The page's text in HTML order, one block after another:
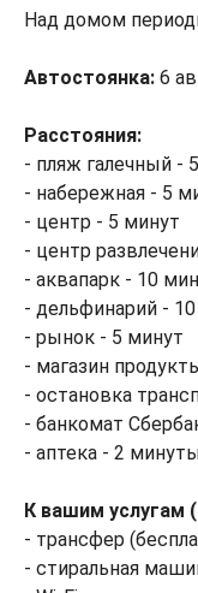
Над домом
Автостоянка: 6
Расстояния:
- пляж галечный -
- набережная - 5
- центр - 5 минут
- центр
- аквапарк - 10
- дельфинарий -
- рынок - 5 минут
- магазин
- остановка
- банкомат
- аптека - 2
К вашим услугам
- трансфер
- стиральная